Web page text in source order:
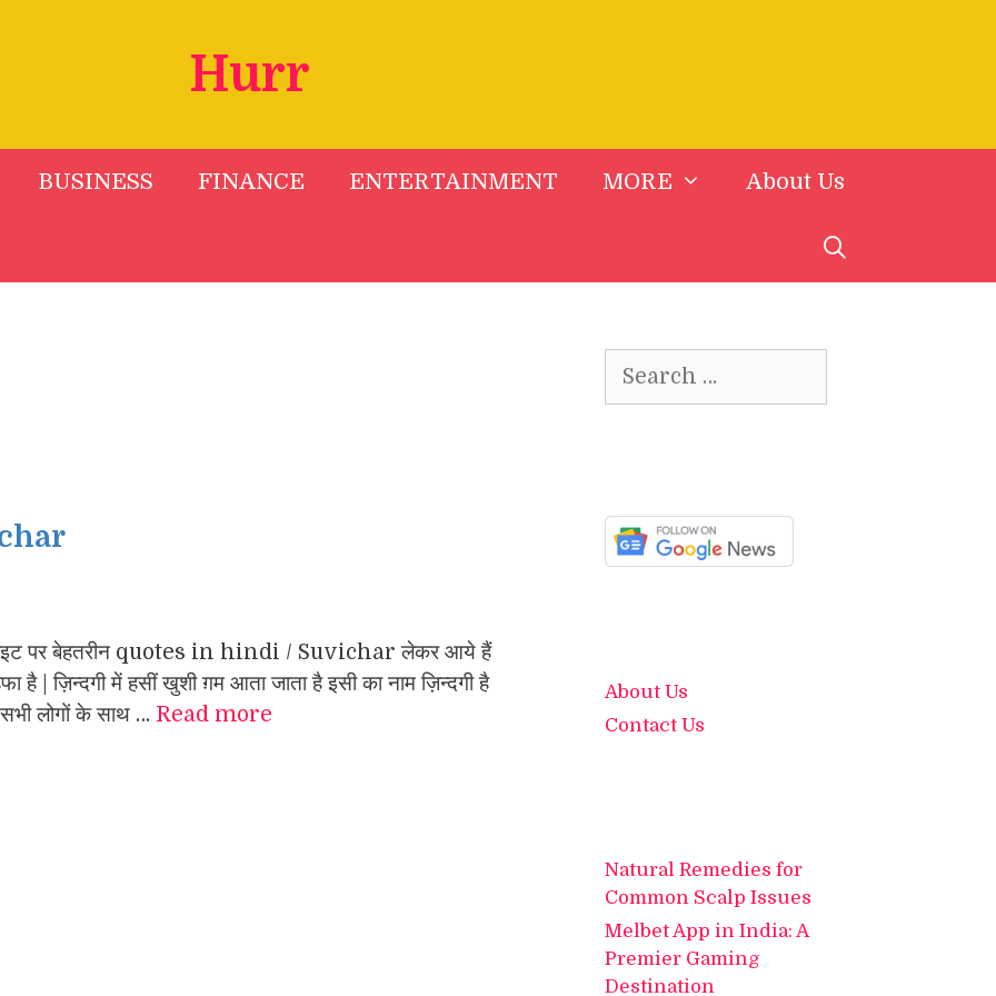
Hurr
BUSINESS FINANCE ENTERTAINMENT MORE About Us
पर बेहतरीन quotes in hindi / Suvichar लेकर आये हैं
है | ज़िन्दगी में हसीं खुशी ग़म आता जाता है इसी का नाम ज़िन्दगी है
सभी लोगों के साथ … Read more
for:
About Us
Contact Us
Natural Remedies for
Common Scalp Issues
Melbet App in India: A
Premier Gaming
Destination